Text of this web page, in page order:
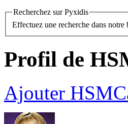
Recherchez sur Pyxidis
Effectuez une recherche dans notre
Profil de
Ajouter